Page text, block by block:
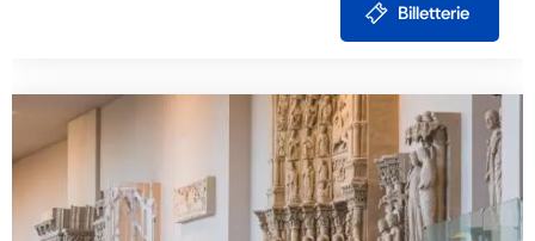
Billetterie